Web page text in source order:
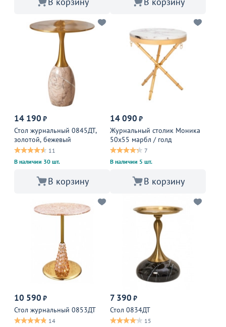
14 190 ₽
Стол журнальный 0845ДТ,
золотой, бежевый
11
В наличии 30 шт.
В корзину
14 090 ₽
Журнальный столик Моника
50х55 марбл / голд
7
В наличии 5 шт.
В корзину
10 590 ₽
Стол журнальный 0853ДТ
14
7 390 ₽
Стол 0834ДТ
15